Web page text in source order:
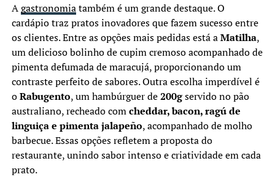
Agastronomiatambém é um grande destaque. O
cardápio traz pratos inovadores que fazem sucesso entre
os clientes. Entre as opções mais pedidas está aMatilha,
um delicioso bolinho de cupim cremoso acompanhado de
pimenta defumada de maracujá, proporcionando um
contraste perfeito de sabores. Outra escolha imperdível é
oRabugento, um hambúrguer de200gservido no pão
australiano, recheado comcheddar, bacon, ragú de
linguiça e pimenta jalapeño, acompanhado de molho
barbecue. Essas opções refletem a proposta do
restaurante, unindo sabor intenso e criatividade em cada
prato.